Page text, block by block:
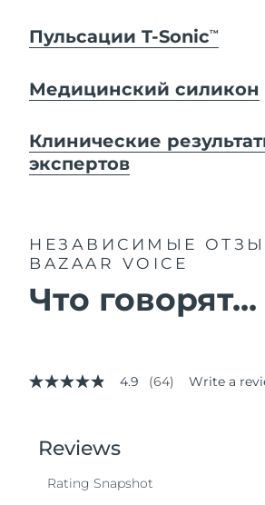
Пульсации T-SonicTM
Медицинский силикон
Клинические
экспертов
НЕЗАВИСИМЫЕ
BAZAAR VOICE
Что говорят...
4.9
stars,
average
value.
4.9 (64) Write a